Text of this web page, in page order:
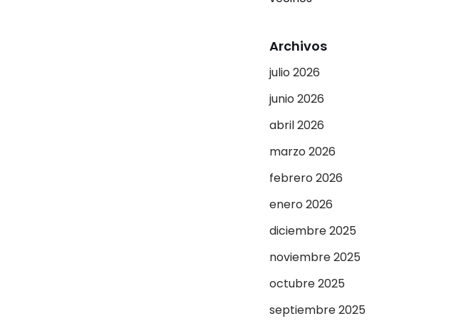
Archivos
julio 2026
junio 2026
abril 2026
marzo 2026
febrero 2026
enero 2026
diciembre 2025
noviembre 2025
octubre 2025
septiembre 2025